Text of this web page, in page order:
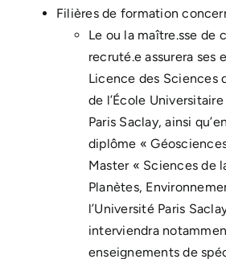
Filières de formation
Le ou la maître.sse de
recruté.e assurera ses
Licence des Sciences
de l’École
Paris Saclay, ainsi
diplôme «
Master « Sciences de
Planètes,
l’Université Paris
interviendra
enseignements de